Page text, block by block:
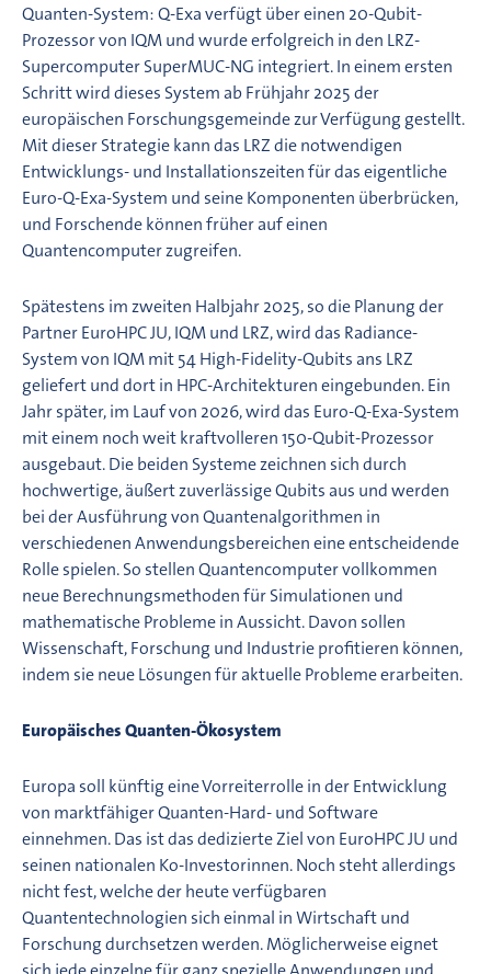
Quanten-System: Q-Exa verfügt über einen 20-Qubit-
Prozessor von IQM und wurde erfolgreich in den LRZ-
Supercomputer SuperMUC-NG integriert. In einem ersten
Schritt wird dieses System ab Frühjahr 2025 der
europäischen Forschungsgemeinde zur Verfügung gestellt.
Mit dieser Strategie kann das LRZ die notwendigen
Entwicklungs- und Installationszeiten für das eigentliche
Euro-Q-Exa-System und seine Komponenten überbrücken,
und Forschende können früher auf einen
Quantencomputer zugreifen.
Spätestens im zweiten Halbjahr 2025, so die Planung der
Partner EuroHPC JU, IQM und LRZ, wird das Radiance-
System von IQM mit 54 High-Fidelity-Qubits ans LRZ
geliefert und dort in HPC-Architekturen eingebunden. Ein
Jahr später, im Lauf von 2026, wird das Euro-Q-Exa-System
mit einem noch weit kraftvolleren 150-Qubit-Prozessor
ausgebaut. Die beiden Systeme zeichnen sich durch
hochwertige, äußert zuverlässige Qubits aus und werden
bei der Ausführung von Quantenalgorithmen in
verschiedenen Anwendungsbereichen eine entscheidende
Rolle spielen. So stellen Quantencomputer vollkommen
neue Berechnungsmethoden für Simulationen und
mathematische Probleme in Aussicht. Davon sollen
Wissenschaft, Forschung und Industrie profitieren können,
indem sie neue Lösungen für aktuelle Probleme erarbeiten.
Europäisches Quanten-Ökosystem
Europa soll künftig eine Vorreiterrolle in der Entwicklung
von marktfähiger Quanten-Hard- und Software
einnehmen. Das ist das dedizierte Ziel von EuroHPC JU und
seinen nationalen Ko-Investorinnen. Noch steht allerdings
nicht fest, welche der heute verfügbaren
Quantentechnologien sich einmal in Wirtschaft und
Forschung durchsetzen werden. Möglicherweise eignet